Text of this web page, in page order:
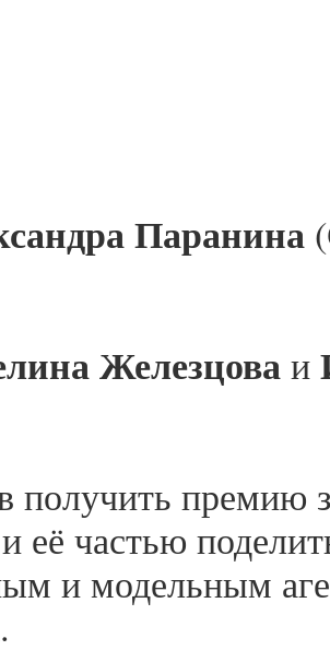
Паранина
Железцоваи
получить премию
частью
и модельным